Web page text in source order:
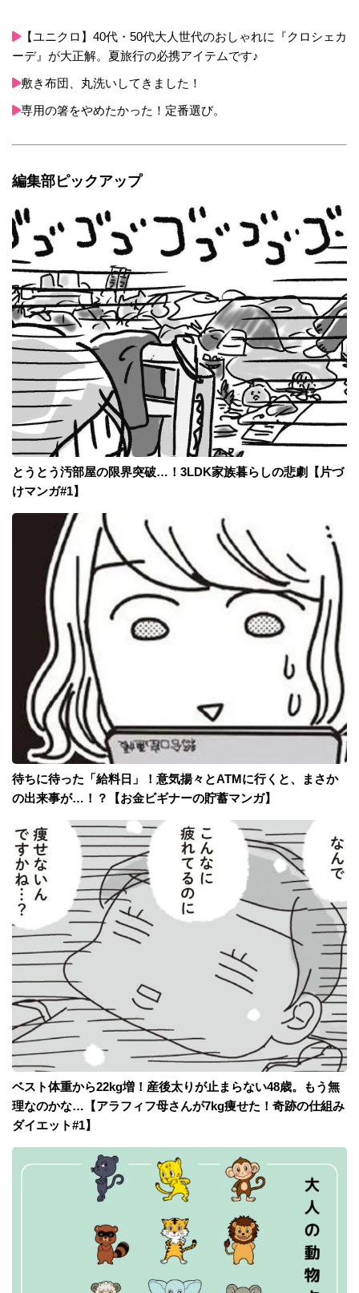
【ユニクロ】40代・50代大人世代のおしゃれに『クロシェカ
ーデ』が大正解。夏旅行の必携アイテムです♪
敷き布団、丸洗いしてきました！
専用の箸をやめたかった！定番選び。
編集部ピックアップ
とうとう汚部屋の限界突破…！3LDK家族暮らしの悲劇【片づ
けマンガ#1】
待ちに待った「給料日」！意気揚々とATMに行くと、まさか
の出来事が…！？【お金ビギナーの貯蓄マンガ】
ベスト体重から22kg増！産後太りが止まらない48歳。もう無
理なのかな…【アラフィフ母さんが7kg痩せた！奇跡の仕組み
ダイエット#1】